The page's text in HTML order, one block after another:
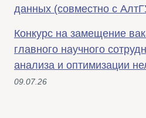
данных (совместно с
Конкурс на замещение
главного научного
анализа и оптимизации
09.07.26